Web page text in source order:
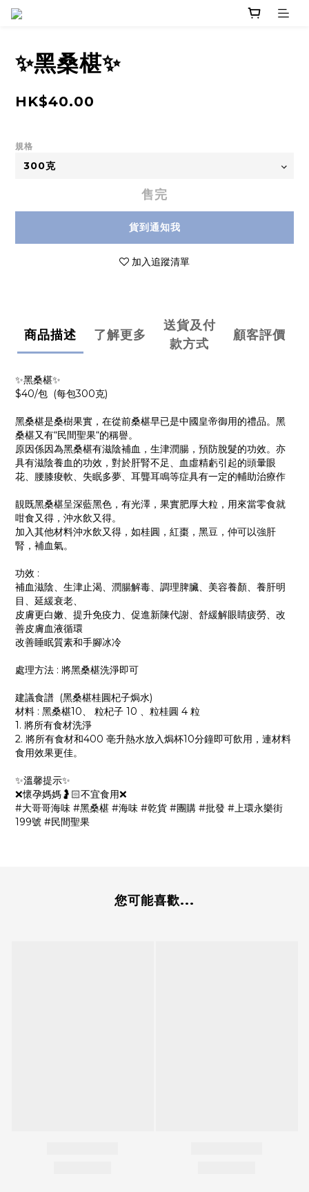
✨黑桑椹✨
HK$40.00
規格
售完
貨到通知我
加入追蹤清單
商品描述 了解更多
送貨及付
款方式
顧客評價
✨黑桑椹✨
$40/包 (每包300克)
黑桑椹是桑樹果實，在從前桑椹早已是中國皇帝御用的禮品。黑
桑椹又有“民間聖果“的稱譽。
原因係因為黑桑椹有滋陰補血，生津潤腸，預防脫髮的功效。亦
具有滋陰養血的功效，對於肝腎不足、血虛精虧引起的頭暈眼
花、腰膝痠軟、失眠多夢、耳聾耳鳴等症具有一定的輔助治療作
靚既黑桑椹呈深藍黑色，有光澤，果實肥厚大粒，用來當零食就
咁食又得，沖水飲又得。
加入其他材料沖水飲又得，如桂圓，紅棗，黑豆，仲可以強肝
腎，補血氣。
功效 :
補血滋陰、生津止渴、潤腸解毒、調理脾臟、美容養顏、養肝明
目、延緩衰老、
皮膚更白嫩、提升免疫力、促進新陳代謝、舒緩解眼睛疲勞、改
善皮膚血液循環
改善睡眠質素和手腳冰冷
處理方法 : 將黑桑椹洗淨即可
建議食譜 (黑桑椹桂圓杞子焗水)
材料 : 黑桑椹10、 粒杞子 10 、粒桂圓 4 粒
1. 將所有食材洗淨
2. 將所有食材和400 亳升熱水放入焗杯10分鐘即可飲用，連材料
食用效果更佳。
✨溫馨提示✨
❌懷孕媽媽🤰🏻不宜食用❌
#大哥哥海味 #黑桑椹 #海味 #乾貨 #團購 #批發 #上環永樂街
199號 #民間聖果
您可能喜歡...